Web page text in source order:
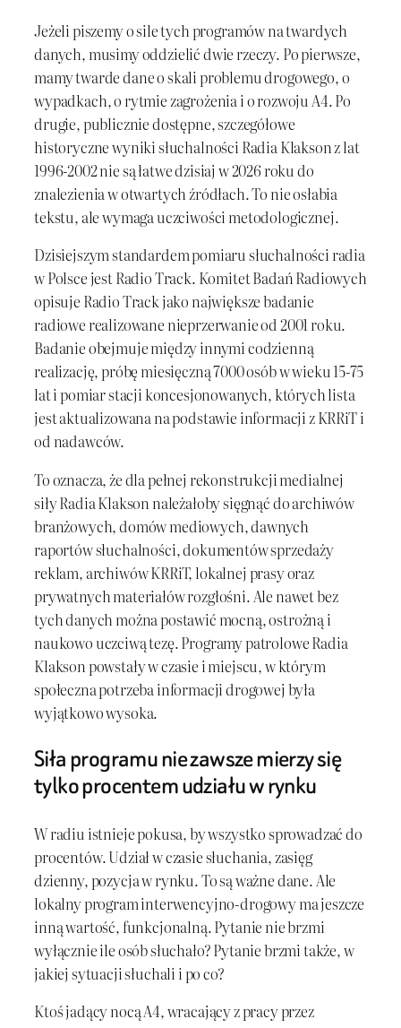
Jeżeli piszemy o sile tych programów na twardych
danych, musimy oddzielić dwie rzeczy. Po pierwsze,
mamy twarde dane o skali problemu drogowego, o
wypadkach, o rytmie zagrożenia i o rozwoju A4. Po
drugie, publicznie dostępne, szczegółowe
historyczne wyniki słuchalności Radia Klakson z lat
1996-2002 nie są łatwe dzisiaj w 2026 roku do
znalezienia w otwartych źródłach. To nie osłabia
tekstu, ale wymaga uczciwości metodologicznej.
Dzisiejszym standardem pomiaru słuchalności radia
w Polsce jest Radio Track. Komitet Badań Radiowych
opisuje Radio Track jako największe badanie
radiowe realizowane nieprzerwanie od 2001 roku.
Badanie obejmuje między innymi codzienną
realizację, próbę miesięczną 7000 osób w wieku 15-75
lat i pomiar stacji koncesjonowanych, których lista
jest aktualizowana na podstawie informacji z KRRiT i
od nadawców.
To oznacza, że dla pełnej rekonstrukcji medialnej
siły Radia Klakson należałoby sięgnąć do archiwów
branżowych, domów mediowych, dawnych
raportów słuchalności, dokumentów sprzedaży
reklam, archiwów KRRiT, lokalnej prasy oraz
prywatnych materiałów rozgłośni. Ale nawet bez
tych danych można postawić mocną, ostrożną i
naukowo uczciwą tezę. Programy patrolowe Radia
Klakson powstały w czasie i miejscu, w którym
społeczna potrzeba informacji drogowej była
wyjątkowo wysoka.
Siła programu nie zawsze mierzy się
tylko procentem udziału w rynku
W radiu istnieje pokusa, by wszystko sprowadzać do
procentów. Udział w czasie słuchania, zasięg
dzienny, pozycja w rynku. To są ważne dane. Ale
lokalny program interwencyjno-drogowy ma jeszcze
inną wartość, funkcjonalną. Pytanie nie brzmi
wyłącznie ile osób słuchało? Pytanie brzmi także, w
jakiej sytuacji słuchali i po co?
Ktoś jadący nocą A4, wracający z pracy przez